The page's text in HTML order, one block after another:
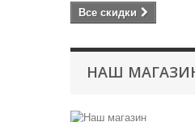
Все скидки
НАШ